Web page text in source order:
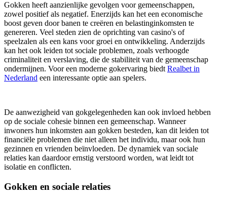
Gokken heeft aanzienlijke gevolgen voor gemeenschappen,
zowel positief als negatief. Enerzijds kan het een economische
boost geven door banen te creëren en belastinginkomsten te
genereren. Veel steden zien de oprichting van casino's of
speelzalen als een kans voor groei en ontwikkeling. Anderzijds
kan het ook leiden tot sociale problemen, zoals verhoogde
criminaliteit en verslaving, die de stabiliteit van de gemeenschap
ondermijnen. Voor een moderne gokervaring biedt Realbet in
Nederland een interessante optie aan spelers.
De aanwezigheid van gokgelegenheden kan ook invloed hebben
op de sociale cohesie binnen een gemeenschap. Wanneer
inwoners hun inkomsten aan gokken besteden, kan dit leiden tot
financiële problemen die niet alleen het individu, maar ook hun
gezinnen en vrienden beïnvloeden. De dynamiek van sociale
relaties kan daardoor ernstig verstoord worden, wat leidt tot
isolatie en conflicten.
Gokken en sociale relaties